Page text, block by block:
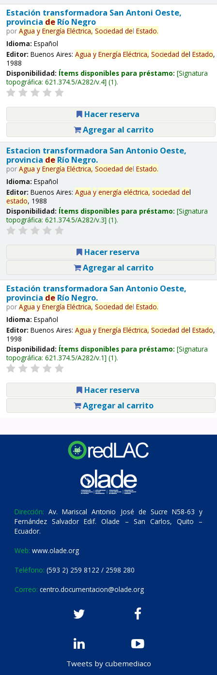
Estación transformadora San Antoni Oeste,
provincia deRío Negro
por Agua y Energía Eléctrica, Sociedad del Estado.
Idioma: Español
Editor: Buenos Aires: Agua y Energía Eléctrica, Sociedad del Estado,
1988
Disponibilidad: Ítems disponibles para préstamo: Signatura
topográfica: 621.374.5/A282/v.4 (1).
Hacer reserva
Agregar al carrito
Estacion transformadora San Antonio Oeste,
provincia deRío Negro.
por Agua y Energía Eléctrica, Sociedad del Estado.
Idioma: Español
Editor: Buenos Aires: Agua y energía eléctrica, sociedad del
estado, 1988
Disponibilidad: Ítems disponibles para préstamo: Signatura
topográfica: 621.374.5/A282/v.3 (1).
Hacer reserva
Agregar al carrito
Estación transformadora San Antonio Oeste,
provincia deRío Negro.
por Agua y Energía Eléctrica, Sociedad del Estado.
Idioma: Español
Editor: Buenos Aires: Agua y Energía Eléctrica, Sociedad del Estado,
1998
Disponibilidad: Ítems disponibles para préstamo: Signatura
topográfica: 621.374.5/A282/v.1 (1).
Hacer reserva
Agregar al carrito
Dirección: Av. Mariscal Antonio José de Sucre N58-63 y
Fernández Salvador Edif. Olade – San Carlos, Quito –
Ecuador.
Web: www.olade.org
Teléfono: (593 2) 259 8122 / 2598 280
Correo: centro.documentacion@olade.org
Tweets by cubemediaco